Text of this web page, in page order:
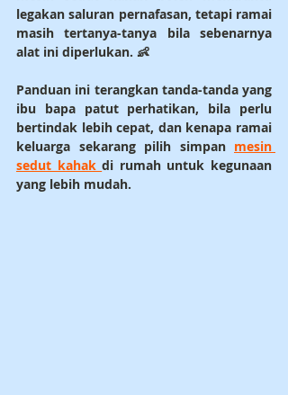
legakan saluran pernafasan, tetapi ramai
masih tertanya-tanya bila sebenarnya
alat ini diperlukan. 👶
Panduan ini terangkan tanda-tanda yang
ibu bapa patut perhatikan, bila perlu
bertindak lebih cepat, dan kenapa ramai
keluarga sekarang pilih simpan mesin
sedut kahak di rumah untuk kegunaan
yang lebih mudah.